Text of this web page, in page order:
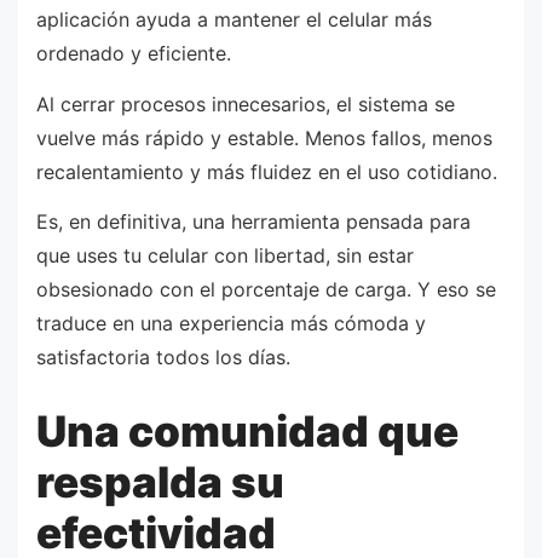
aplicación ayuda a mantener el celular más
ordenado y eficiente.
Al cerrar procesos innecesarios, el sistema se
vuelve más rápido y estable. Menos fallos, menos
recalentamiento y más fluidez en el uso cotidiano.
Es, en definitiva, una herramienta pensada para
que uses tu celular con libertad, sin estar
obsesionado con el porcentaje de carga. Y eso se
traduce en una experiencia más cómoda y
satisfactoria todos los días.
Una comunidad que
respalda su
efectividad